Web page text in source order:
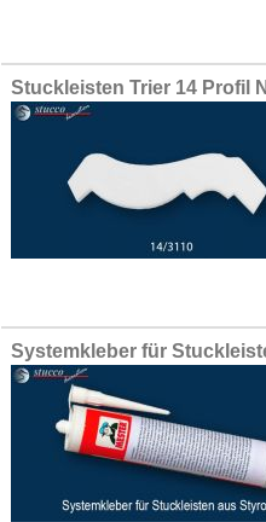
Stuckleisten Trier 14 Profil
Systemkleber für